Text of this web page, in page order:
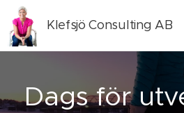
Klefsjö Consulting AB
Dags för